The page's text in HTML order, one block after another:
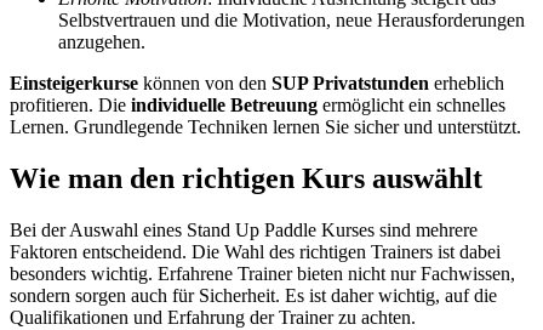
Selbstvertrauen und die Motivation, neue Herausforderungen
anzugehen.
Einsteigerkurse können von den SUP Privatstunden erheblich
profitieren. Die individuelle Betreuung ermöglicht ein schnelles
Lernen. Grundlegende Techniken lernen Sie sicher und unterstützt.
Wie man den richtigen Kurs auswählt
Bei der Auswahl eines Stand Up Paddle Kurses sind mehrere
Faktoren entscheidend. Die Wahl des richtigen Trainers ist dabei
besonders wichtig. Erfahrene Trainer bieten nicht nur Fachwissen,
sondern sorgen auch für Sicherheit. Es ist daher wichtig, auf die
Qualifikationen und Erfahrung der Trainer zu achten.